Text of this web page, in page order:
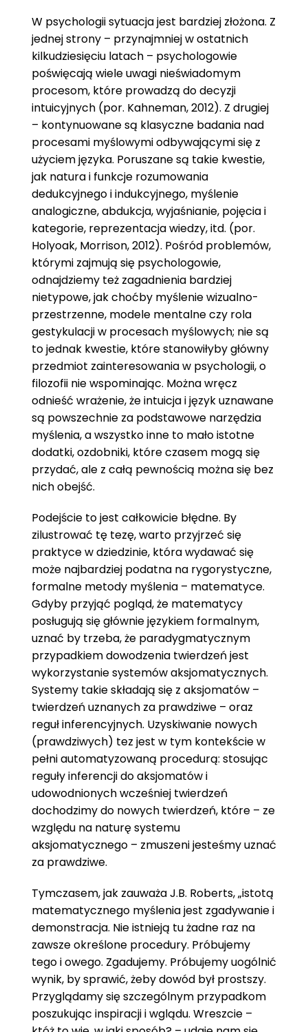
W psychologii sytuacja jest bardziej złożona. Z
jednej strony – przynajmniej w ostatnich
kilkudziesięciu latach – psychologowie
poświęcają wiele uwagi nieświadomym
procesom, które prowadzą do decyzji
intuicyjnych (por. Kahneman, 2012). Z drugiej
– kontynuowane są klasyczne badania nad
procesami myślowymi odbywającymi się z
użyciem języka. Poruszane są takie kwestie,
jak natura i funkcje rozumowania
dedukcyjnego i indukcyjnego, myślenie
analogiczne, abdukcja, wyjaśnianie, pojęcia i
kategorie, reprezentacja wiedzy, itd. (por.
Holyoak, Morrison, 2012). Pośród problemów,
którymi zajmują się psychologowie,
odnajdziemy też zagadnienia bardziej
nietypowe, jak choćby myślenie wizualno-
przestrzenne, modele mentalne czy rola
gestykulacji w procesach myślowych; nie są
to jednak kwestie, które stanowiłyby główny
przedmiot zainteresowania w psychologii, o
filozofii nie wspominając. Można wręcz
odnieść wrażenie, że intuicja i język uznawane
są powszechnie za podstawowe narzędzia
myślenia, a wszystko inne to mało istotne
dodatki, ozdobniki, które czasem mogą się
przydać, ale z całą pewnością można się bez
nich obejść.
Podejście to jest całkowicie błędne. By
zilustrować tę tezę, warto przyjrzeć się
praktyce w dziedzinie, która wydawać się
może najbardziej podatna na rygorystyczne,
formalne metody myślenia – matematyce.
Gdyby przyjąć pogląd, że matematycy
posługują się głównie językiem formalnym,
uznać by trzeba, że paradygmatycznym
przypadkiem dowodzenia twierdzeń jest
wykorzystanie systemów aksjomatycznych.
Systemy takie składają się z aksjomatów –
twierdzeń uznanych za prawdziwe – oraz
reguł inferencyjnych. Uzyskiwanie nowych
(prawdziwych) tez jest w tym kontekście w
pełni automatyzowaną procedurą: stosując
reguły inferencji do aksjomatów i
udowodnionych wcześniej twierdzeń
dochodzimy do nowych twierdzeń, które – ze
względu na naturę systemu
aksjomatycznego – zmuszeni jesteśmy uznać
za prawdziwe.
Tymczasem, jak zauważa J.B. Roberts, „istotą
matematycznego myślenia jest zgadywanie i
demonstracja. Nie istnieją tu żadne raz na
zawsze określone procedury. Próbujemy
tego i owego. Zgadujemy. Próbujemy uogólnić
wynik, by sprawić, żeby dowód był prostszy.
Przyglądamy się szczególnym przypadkom
poszukując inspiracji i wglądu. Wreszcie –